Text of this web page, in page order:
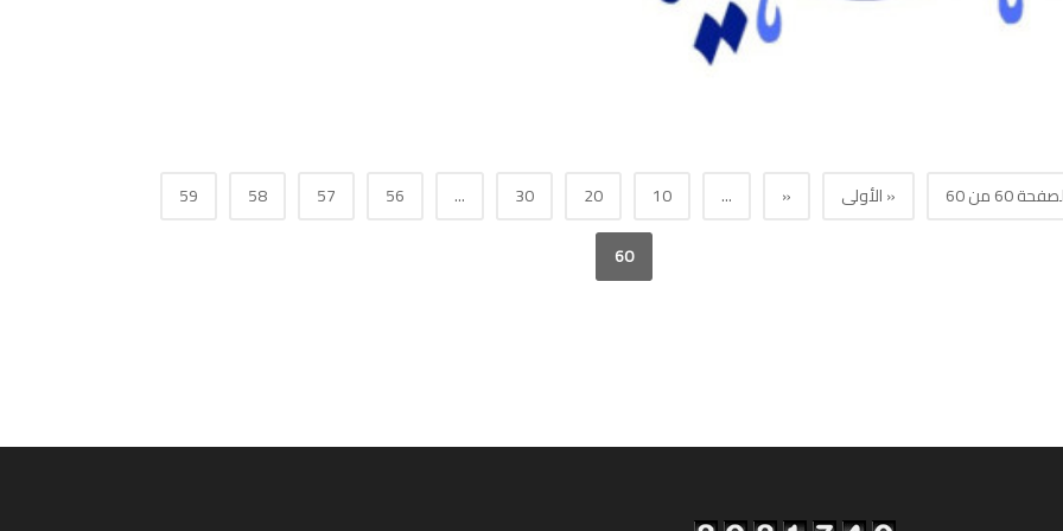
60 من 60 « الأولى «
...
10
20
30
...
56
57
58
59
60